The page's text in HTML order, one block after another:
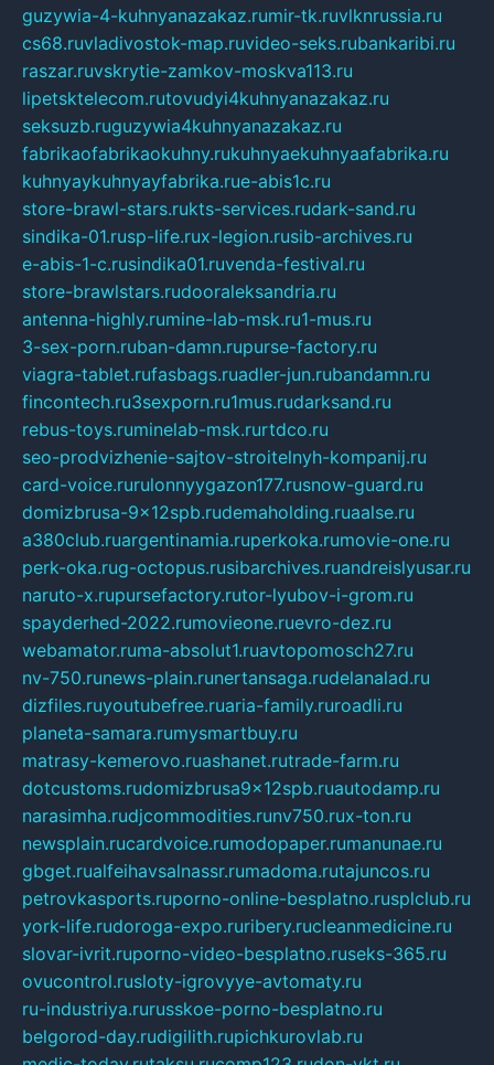
guzywia-4-kuhnyanazakaz.rumir-tk.ruvlknrussia.ru
cs68.ruvladivostok-map.ruvideo-seks.rubankaribi.ru
raszar.ruvskrytie-zamkov-moskva113.ru
lipetsktelecom.rutovudyi4kuhnyanazakaz.ru
seksuzb.ruguzywia4kuhnyanazakaz.ru
fabrikaofabrikaokuhny.rukuhnyaekuhnyaafabrika.ru
kuhnyaykuhnyayfabrika.rue-abis1c.ru
store-brawl-stars.rukts-services.rudark-sand.ru
sindika-01.rusp-life.rux-legion.rusib-archives.ru
e-abis-1-c.rusindika01.ruvenda-festival.ru
store-brawlstars.rudooraleksandria.ru
antenna-highly.rumine-lab-msk.ru1-mus.ru
3-sex-porn.ruban-damn.rupurse-factory.ru
viagra-tablet.rufasbags.ruadler-jun.rubandamn.ru
fincontech.ru3sexporn.ru1mus.rudarksand.ru
rebus-toys.ruminelab-msk.rurtdco.ru
seo-prodvizhenie-sajtov-stroitelnyh-kompanij.ru
card-voice.rurulonnyygazon177.rusnow-guard.ru
domizbrusa-9x12spb.rudemaholding.ruaalse.ru
a380club.ruargentinamia.ruperkoka.rumovie-one.ru
perk-oka.rug-octopus.rusibarchives.ruandreislyusar.ru
naruto-x.rupursefactory.rutor-lyubov-i-grom.ru
spayderhed-2022.rumovieone.ruevro-dez.ru
webamator.ruma-absolut1.ruavtopomosch27.ru
nv-750.runews-plain.runertansaga.rudelanalad.ru
dizfiles.ruyoutubefree.ruaria-family.ruroadli.ru
planeta-samara.rumysmartbuy.ru
matrasy-kemerovo.ruashanet.rutrade-farm.ru
dotcustoms.rudomizbrusa9x12spb.ruautodamp.ru
narasimha.rudjcommodities.runv750.rux-ton.ru
newsplain.rucardvoice.rumodopaper.rumanunae.ru
gbget.rualfeihavsalnassr.rumadoma.rutajuncos.ru
petrovkasports.ruporno-online-besplatno.rusplclub.ru
york-life.rudoroga-expo.ruribery.rucleanmedicine.ru
slovar-ivrit.ruporno-video-besplatno.ruseks-365.ru
ovucontrol.rusloty-igrovyye-avtomaty.ru
ru-industriya.rurusskoe-porno-besplatno.ru
belgorod-day.rudigilith.rupichkurovlab.ru